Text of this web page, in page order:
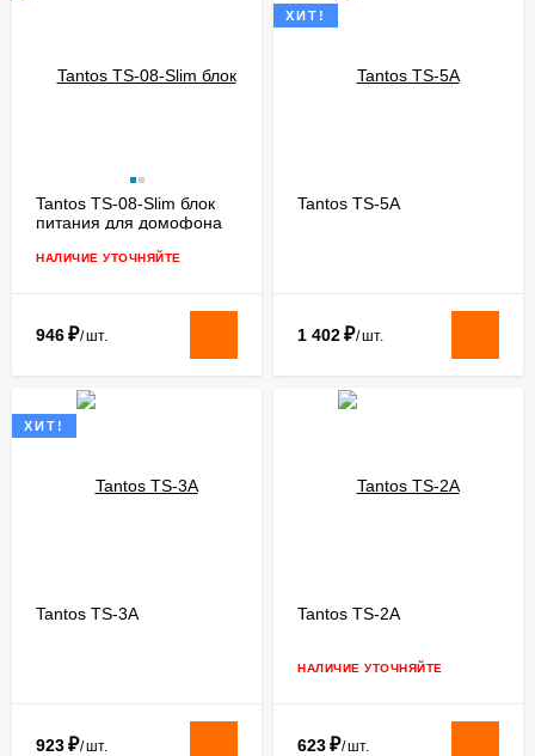
Tantos TS-08-Slim блок
питания для домофона
НАЛИЧИЕ УТОЧНЯЙТЕ
946₽/шт.
ХИТ!
Tantos TS-5A
1 402₽/шт.
ХИТ!
Tantos TS-3A
923₽/шт.
Tantos TS-2A
НАЛИЧИЕ УТОЧНЯЙТЕ
623₽/шт.